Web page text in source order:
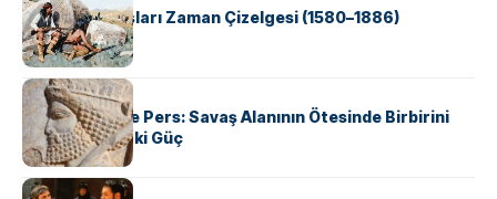
Apache Savaşları Zaman Çizelgesi (1580–1886)
KÜLTÜR
Antik Yunan ve Pers: Savaş Alanının Ötesinde Birbirini
Şekillendiren İki Güç
KÜLTÜR